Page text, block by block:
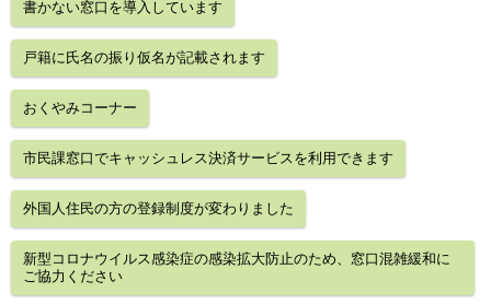
書かない窓口を導入しています
戸籍に氏名の振り仮名が記載されます
おくやみコーナー
市民課窓口でキャッシュレス決済サービスを利用できます
外国人住民の方の登録制度が変わりました
新型コロナウイルス感染症の感染拡大防止のため、窓口混雑緩和に
ご協力ください